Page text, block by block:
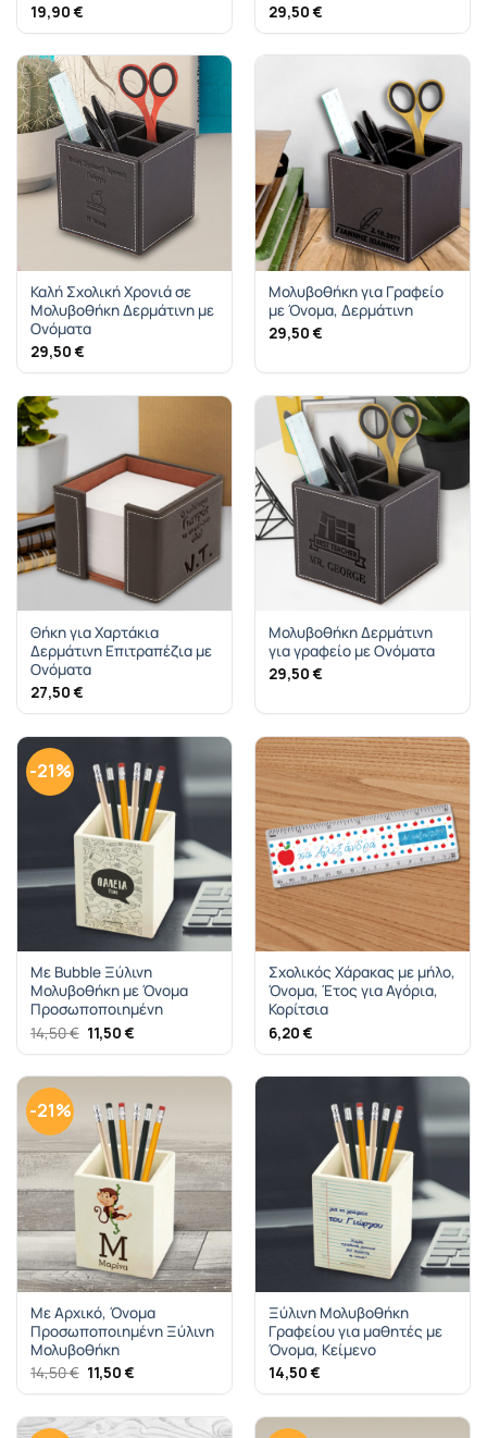
19,90 €
29,50 €
Καλή Σχολική Χρονιά σε
Μολυβοθήκη Δερμάτινη με
Ονόματα
29,50 €
Μολυβοθήκη για Γραφείο
με Όνομα, Δερμάτινη
29,50 €
Θήκη για Χαρτάκια
Δερμάτινη Επιτραπέζια με
Ονόματα
27,50 €
Μολυβοθήκη Δερμάτινη
για γραφείο με Ονόματα
29,50 €
-21%
Με Bubble Ξύλινη
Μολυβοθήκη με Όνομα
Προσωποποιημένη
14,50€ Original
price
was:
14,50 €.
11,50 €Η
τιμή
είναι:
Σχολικός Χάρακας με μήλο,
Όνομα, Έτος για Αγόρια,
Κορίτσια
6,20 €
-21%
Με Αρχικό, Όνομα
Προσωποποιημένη Ξύλινη
Μολυβοθήκη
14,50€ Original
price
was:
14,50 €.
11,50 €Η
τιμή
είναι:
11,50 €.
Ξύλινη Μολυβοθήκη
Γραφείου για μαθητές με
Όνομα, Κείμενο
14,50 €